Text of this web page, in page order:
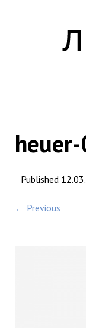
Published
← Previous